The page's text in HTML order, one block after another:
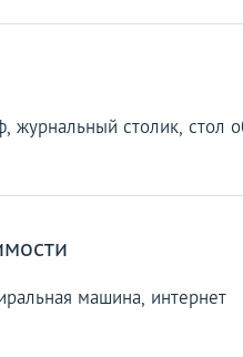
журнальный столик, стол
машина, интернет